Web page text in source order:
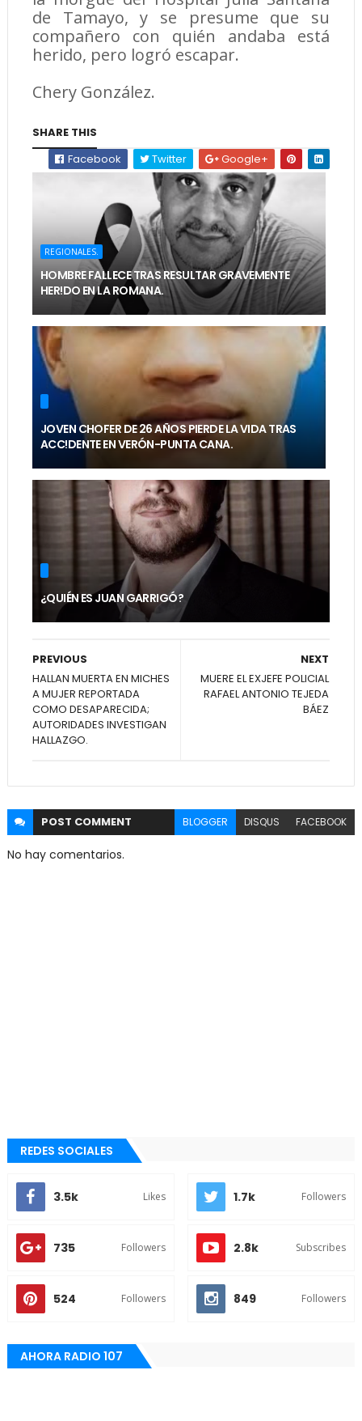
de Tamayo, y se presume que su
compañero con quién andaba está
herido, pero logró escapar.
Chery González.
SHARE THIS
Facebook
Twitter Google+
REGIONALES.
HOMBRE FALLECE TRAS RESULTAR GRAVEMENTE
HER!DO EN LA ROMANA.
JOVEN CHOFER DE 26 AÑOS PIERDE LA VIDA TRAS
ACC!DENTE EN VERÓN-PUNTA CANA.
¿QUIÉN ES JUAN GARRIGÓ?
NEXT
MUERE EL EXJEFE POLICIAL
RAFAEL ANTONIO TEJEDA
BÁEZ
PREVIOUS
HALLAN MUERTA EN MICHES
A MUJER REPORTADA
COMO DESAPARECIDA;
AUTORIDADES INVESTIGAN
HALLAZGO.
POST COMMENT BLOGGER DISQUS FACEBOOK
No hay comentarios.
REDES SOCIALES
3.5k Likes 1.7k Followers
735 Followers 2.8k Subscribes
524 Followers 849 Followers
AHORA RADIO 107